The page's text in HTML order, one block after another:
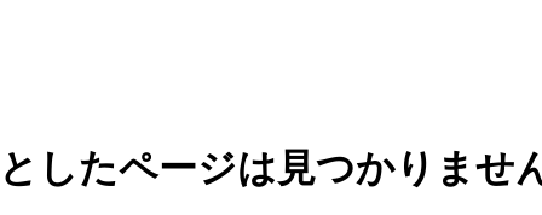
したページは見つかりませ